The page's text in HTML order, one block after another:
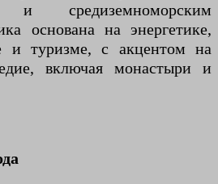
и средиземноморским
основана на энергетике,
и туризме, с акцентом на
включая монастыри и